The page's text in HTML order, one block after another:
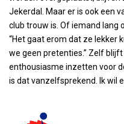
Jekerdal. Maar er is ook een
club trouw is. Of iemand lang
“Het gaat erom dat ze lekker
we geen pretenties.” Zelf
enthousiasme inzetten voor
is dat vanzelfsprekend. Ik wil